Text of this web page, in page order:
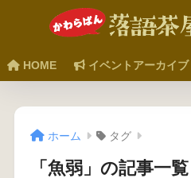
HOME イベントアーカイブ
ホーム タグ
「魚弱」の記事一覧